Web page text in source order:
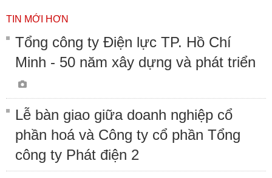
TIN MỚI HƠN
Tổng công ty Điện lực TP. Hồ Chí
Minh - 50 năm xây dựng và phát triển
Lễ bàn giao giữa doanh nghiệp cổ
phần hoá và Công ty cổ phần Tổng
công ty Phát điện 2